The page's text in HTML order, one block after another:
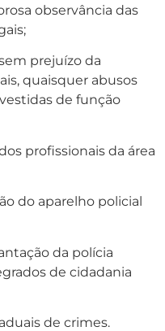
observância das
prejuízo da
quaisquer abusos
de função
profissionais da área
do aparelho policial
da polícia
de cidadania
de crimes.